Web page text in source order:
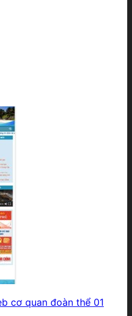
cơ quan đoàn thể 01